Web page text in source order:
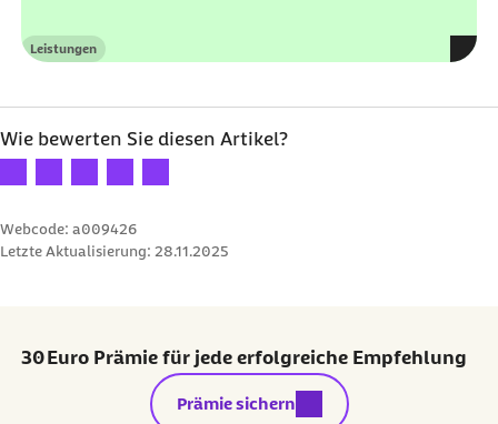
Kategorie
Leistungen
Wie bewerten Sie diesen Artikel?
Ihre Bewertung: 1 Stern
Ihre Bewertung: 2 Sterne
Ihre Bewertung: 3 Sterne
Ihre Bewertung: 4 Sterne
Ihre Bewertung: 5 Sterne
Webcode: a009426
Letzte Aktualisierung: 28.11.2025
30 Euro Prämie für jede erfolgreiche Empfehlung
externer Link:
Prämie sichern